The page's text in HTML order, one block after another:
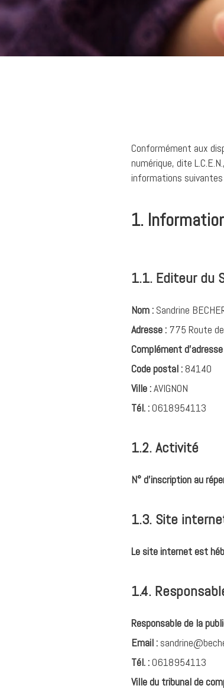
Conformément aux
numérique, dite
informations suivantes
1.
1.1. Editeur du
Nom : Sandrine
Adresse : 775 Route
Complément
Code postal :84140
Ville :AVIGNON
Tél. :0618954113
1.2. Activité
N° d'inscription au
1.3. Site
Le site internet est
1.4.
Responsable de la
Email :
Tél. :0618954113
Ville du tribunal de